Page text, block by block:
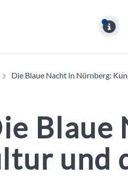
Die Blaue Nacht in Nürnberg:
Blaue
und